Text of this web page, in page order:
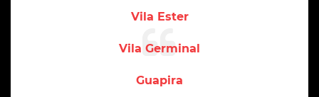
Vila Ester
Vila Germinal
Guapira